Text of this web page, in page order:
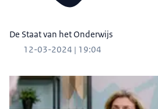
De Staat van het Onderwijs
12-03-2024 | 19:04